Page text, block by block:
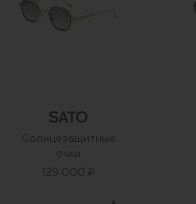
Солнцезащитные
очки
129 000 ₽